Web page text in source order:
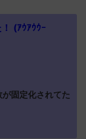
(ｱｳｱｳｳｰ
固定化されてた